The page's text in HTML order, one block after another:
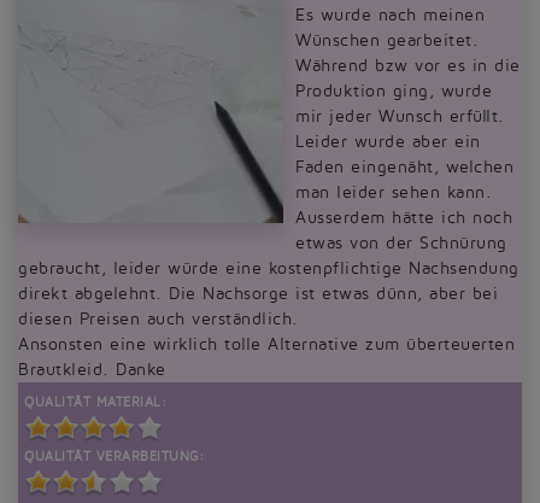
Es wurde nach meinen
Wünschen gearbeitet.
Während bzw vor es in die
Produktion ging, wurde
mir jeder Wunsch erfüllt.
Leider wurde aber ein
Faden eingenäht, welchen
man leider sehen kann.
Ausserdem hätte ich noch
etwas von der Schnürung
gebraucht, leider würde eine kostenpflichtige Nachsendung
direkt abgelehnt. Die Nachsorge ist etwas dünn, aber bei
diesen Preisen auch verständlich.
Ansonsten eine wirklich tolle Alternative zum überteuerten
Brautkleid. Danke
QUALITÄT MATERIAL:
QUALITÄT VERARBEITUNG: